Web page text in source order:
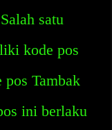
satu
kode pos
pos Tambak
ini berlaku